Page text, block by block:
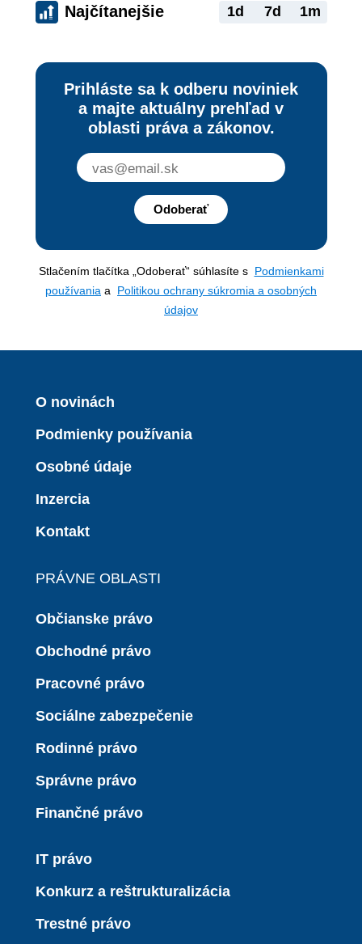
Najčítanejšie 1d 7d 1m
Prihláste sa k odberu noviniek
a majte aktuálny prehľad v
oblasti práva a zákonov.
Odoberať
Stlačením tlačítka „Odoberať“ súhlasíte s Podmienkami
používania a Politikou ochrany súkromia a osobných
údajov
O novinách
Podmienky používania
Osobné údaje
Inzercia
Kontakt
PRÁVNE OBLASTI
Občianske právo
Obchodné právo
Pracovné právo
Sociálne zabezpečenie
Rodinné právo
Správne právo
Finančné právo
IT právo
Konkurz a reštrukturalizácia
Trestné právo